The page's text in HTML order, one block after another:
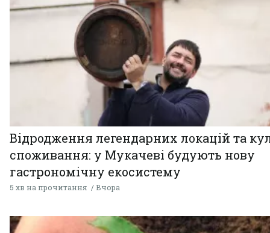
Відродження легендарних локацій та
споживання: у Мукачеві будують нову
гастрономічну екосистему
5 хв на прочитання Вчора